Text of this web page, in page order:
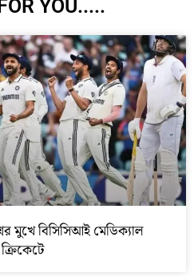
YOU.....
মুখে বিসিসিআই মেডিক্যাল